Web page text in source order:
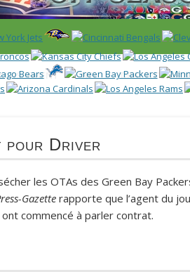
NFL DRAFT/
pour Driver
les OTAs des Green Bay
Gazetterapporte que l’agent du
commencé à parler contrat.